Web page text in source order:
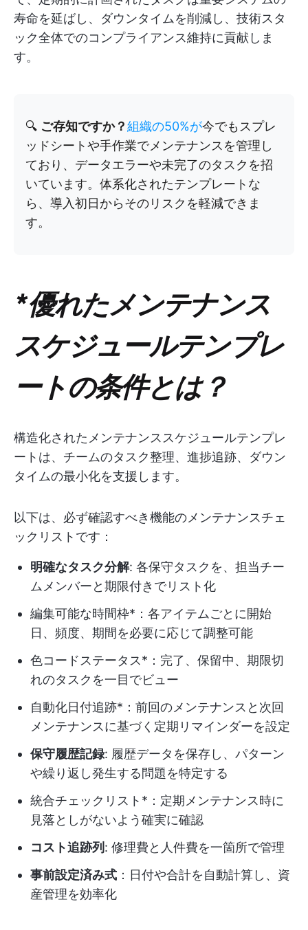
寿命を延ばし、ダウンタイムを削減し、技術スタ
ック全体でのコンプライアンス維持に貢献しま
す。
🔍 ご存知ですか？組織の50%が今でもスプレ
ッドシートや手作業でメンテナンスを管理し
ており、データエラーや未完了のタスクを招
いています。体系化されたテンプレートな
ら、導入初日からそのリスクを軽減できま
す。
*優れたメンテナンス
スケジュールテンプレ
ートの条件とは？
構造化されたメンテナンススケジュールテンプレ
ートは、チームのタスク整理、進捗追跡、ダウン
タイムの最小化を支援します。
以下は、必ず確認すべき機能のメンテナンスチェ
ックリストです：
明確なタスク分解: 各保守タスクを、担当チー
ムメンバーと期限付きでリスト化
編集可能な時間枠*：各アイテムごとに開始
日、頻度、期間を必要に応じて調整可能
色コードステータス*：完了、保留中、期限切
れのタスクを一目でビュー
自動化日付追跡*：前回のメンテナンスと次回
メンテナンスに基づく定期リマインダーを設定
保守履歴記録: 履歴データを保存し、パターン
や繰り返し発生する問題を特定する
統合チェックリスト*：定期メンテナンス時に
見落としがないよう確実に確認
コスト追跡列 : 修理費と人件費を一箇所で管理
事前設定済み式 ：日付や合計を自動計算し、資
産管理を効率化